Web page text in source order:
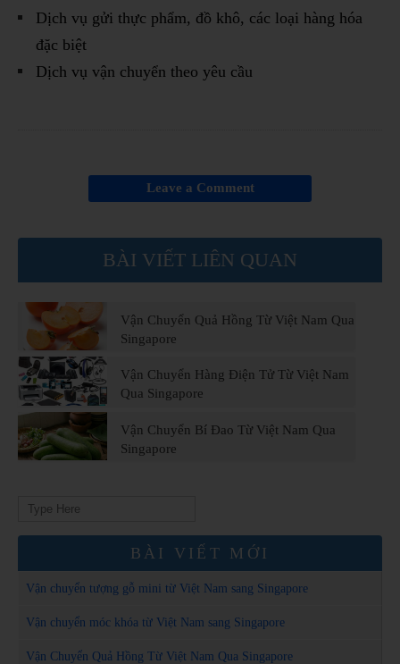
Dịch vụ gửi thực phẩm, đồ khô, các loại hàng hóa
đặc biệt
Dịch vụ vận chuyển theo yêu cầu
Leave a Comment
BÀI VIẾT LIÊN QUAN
Vận Chuyển Quả Hồng Từ Việt Nam Qua
Singapore
Vận Chuyển Hàng Điện Tử Từ Việt Nam
Qua Singapore
Vận Chuyển Bí Đao Từ Việt Nam Qua
Singapore
Search
BÀI VIẾT MỚI
Vận chuyển tượng gỗ mini từ Việt Nam sang Singapore
Vận chuyển móc khóa từ Việt Nam sang Singapore
Vận Chuyển Quả Hồng Từ Việt Nam Qua Singapore